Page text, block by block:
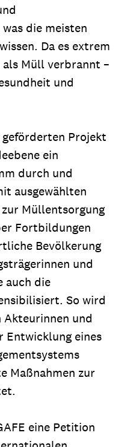
die meisten
Da es extrem
Müll verbrannt –
und
Projekt
ein
durch und
ausgewählten
Müllentsorgung
Fortbildungen
Bevölkerung
und
auch die
So wird
Akteurinnen und
Entwicklung eines
Maßnahmen zur
eine Petition